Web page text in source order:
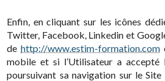
Enfin, en cliquant sur les icônes
Twitter, Facebook, Linkedin et
dehttp://www.estim-formation.com
mobile et si l’Utilisateur a
poursuivant sa navigation sur le